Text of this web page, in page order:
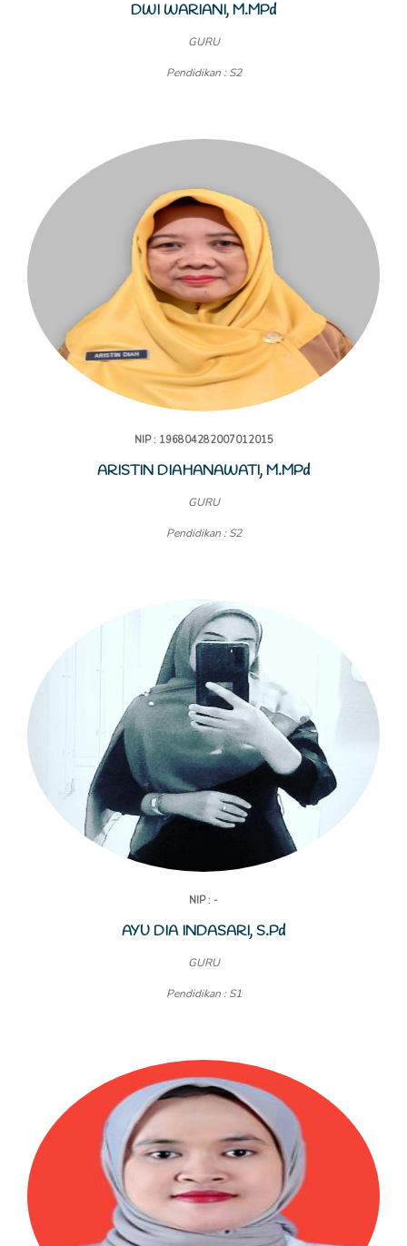
DWI WARIANI, M.MPd
GURU
Pendidikan : S2
NIP : 196804282007012015
ARISTIN DIAHANAWATI, M.MPd
GURU
Pendidikan : S2
NIP : -
AYU DIA INDASARI, S.Pd
GURU
Pendidikan : S1